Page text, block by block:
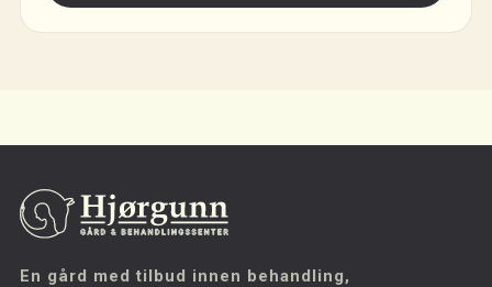
En gård med tilbud innen behandling,